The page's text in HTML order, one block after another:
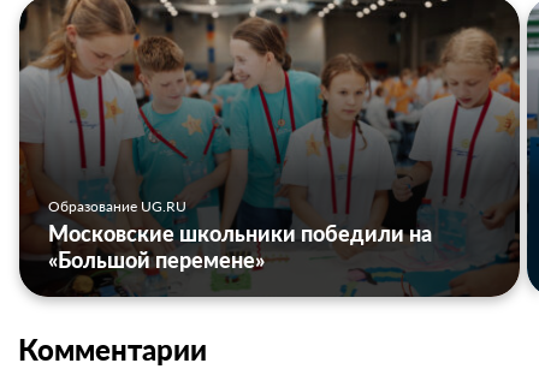
Образование UG.RU
Московские школьники победили на
«Большой перемене»
Комментарии